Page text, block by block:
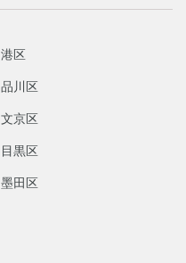
港区
品川区
文京区
目黒区
墨田区